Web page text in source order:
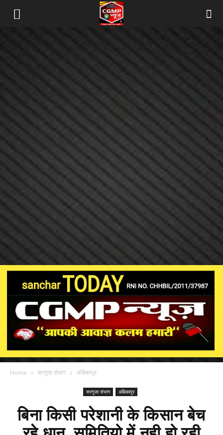
Home सरगुजा संभाग अंबिकापुर
सरगुजा संभाग अंबिकापुर
बिना किसी परेशानी के किसान बेच